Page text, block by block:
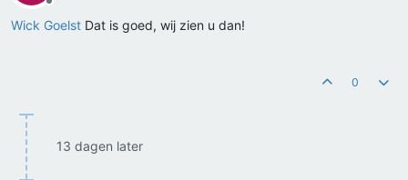
Offline
Wick Goelst Dat is goed, wij zien u dan!
0
13 dagen later